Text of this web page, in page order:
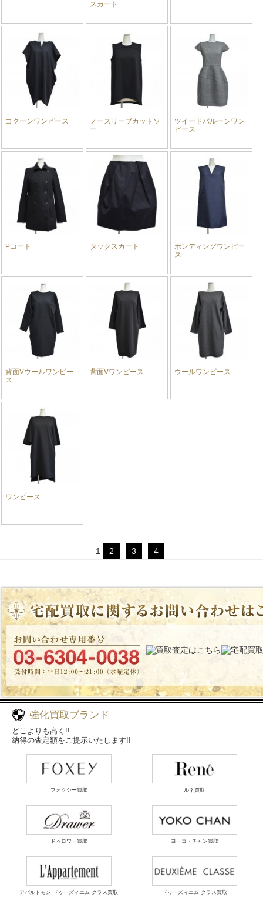
スカート
コクーンワンピース
ノースリーブカットソ
ー
ツイードバルーンワン
ピース
Pコート タックスカート
ボンディングワンピー
ス
背面Vウールワンピー
ス
背面Vワンピース ウールワンピース
ワンピース
1 2 3 4
強化買取ブランド
どこよりも高く!!
納得の査定額をご提示いたします!!
フォクシー買取 ルネ買取
ドゥロワー買取 ヨーコ・チャン買取
アパルトモン ドゥーズィエム クラス買取 ドゥーズィエム クラス買取